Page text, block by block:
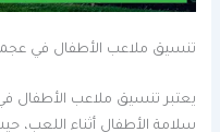
تنسيق ملاعب الأطفال في
يعتبر تنسيق ملاعب الأطفال
سلامة الأطفال أثناء اللعب،